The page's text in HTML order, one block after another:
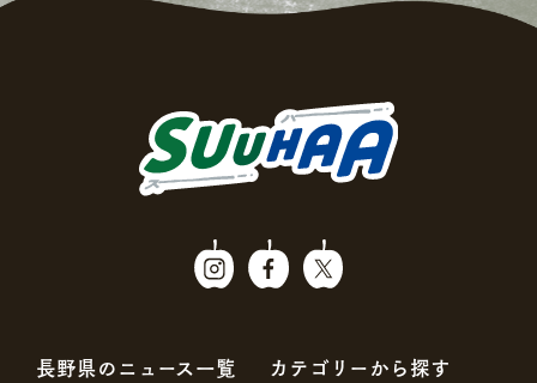
⻑野県のニュース⼀覧
カテゴリーから探す